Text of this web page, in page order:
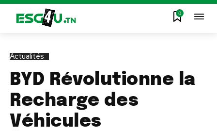
0
Actualités
BYD Révolutionne la
Recharge des
Véhicules